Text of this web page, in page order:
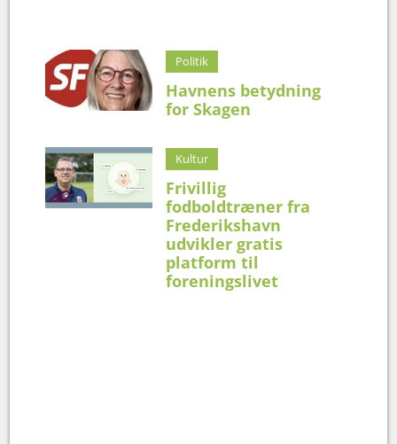
Politik
Havnens betydning
for Skagen
Kultur
Frivillig
fodboldtræner fra
Frederikshavn
udvikler gratis
platform til
foreningslivet